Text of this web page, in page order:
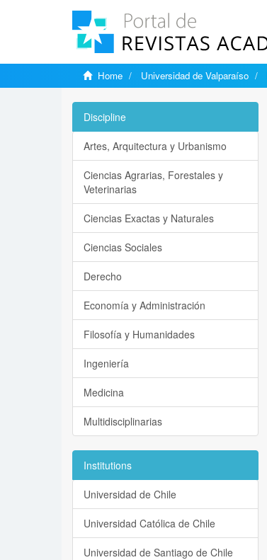
Home Universidad de Valparaíso
Discipline
Artes, Arquitectura y Urbanismo
Ciencias Agrarias, Forestales y
Veterinarias
Ciencias Exactas y Naturales
Ciencias Sociales
Derecho
Economía y Administración
Filosofía y Humanidades
Ingeniería
Medicina
Multidisciplinarias
Institutions
Universidad de Chile
Universidad Católica de Chile
Universidad de Santiago de Chile